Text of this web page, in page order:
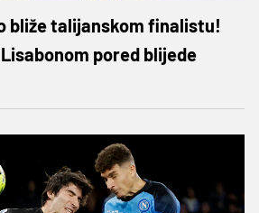
bliže talijanskom finalistu!
pored blijede